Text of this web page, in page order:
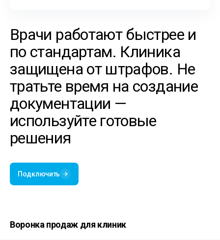
Врачи работают быстрее и
по стандартам. Клиника
защищена от штрафов. Не
тратьте время на создание
документации —
используйте готовые
решения
Подключить
Воронка продаж для клиник